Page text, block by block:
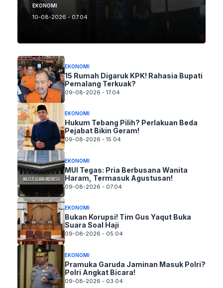
EKONOMI
10-08-2026 - 07.04
EKONOMI
15 Rumah Digaruk KPK! Rahasia Bupati
Pemalang Terkuak?
09-08-2026 - 17.04
EKONOMI
Hukum Tebang Pilih? Perlakuan Beda
Pejabat Bikin Geram!
09-08-2026 - 15.04
EKONOMI
MUI Tegas: Pria Berbusana Wanita
Haram, Termasuk Agustusan!
09-08-2026 - 07.04
EKONOMI
Bukan Korupsi! Tim Gus Yaqut Buka
Suara Soal Haji
09-08-2026 - 05.04
EKONOMI
Pramuka Garuda Jaminan Masuk Polri?
Polri Angkat Bicara!
09-08-2026 - 03.04